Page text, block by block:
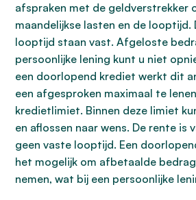
afspraken met de geldverstrekker
maandelijkse lasten en de looptijd.
looptijd staan vast. Afgeloste
persoonlijke lening kunt u niet
een doorlopend krediet werkt dit
een afgesproken maximaal te
kredietlimiet. Binnen deze limiet
en aflossen naar wens. De rente is
geen vaste looptijd. Een
het mogelijk om afbetaalde
nemen, wat bij een persoonlijke